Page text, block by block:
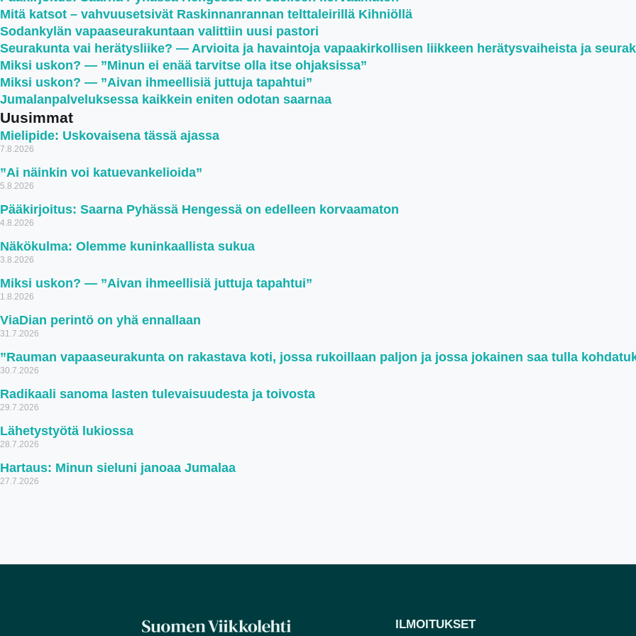
Mitä katsot – vahvuusetsivät Raskinnanrannan telttaleirillä Kihniöllä
Sodankylän vapaaseurakuntaan valittiin uusi pastori
Seurakunta vai herätysliike? — Arvioita ja havaintoja vapaakirkollisen liikkeen herätysvaiheista ja
Miksi uskon? — ”Minun ei enää tarvitse olla itse ohjaksissa”
Miksi uskon? — ”Aivan ihmeellisiä juttuja tapahtui”
Jumalanpalveluksessa kaikkein eniten odotan saarnaa
Uusimmat
Mielipide: Uskovaisena tässä ajassa
7.8.2026
”Ai näinkin voi katuevankelioida”
5.8.2026
Pääkirjoitus: Saarna Pyhässä Hengessä on edelleen korvaamaton
4.8.2026
Näkökulma: Olemme kuninkaallista sukua
3.8.2026
Miksi uskon? — ”Aivan ihmeellisiä juttuja tapahtui”
1.8.2026
ViaDian perintö on yhä ennallaan
31.7.2026
”Rauman vapaaseurakunta on rakastava koti, jossa rukoillaan paljon ja jossa jokainen saa tulla
30.7.2026
Radikaali sanoma lasten tulevaisuudesta ja toivosta
29.7.2026
Lähetystyötä lukiossa
28.7.2026
Hartaus: Minun sieluni janoaa Jumalaa
27.7.2026
ILMOITUKSET